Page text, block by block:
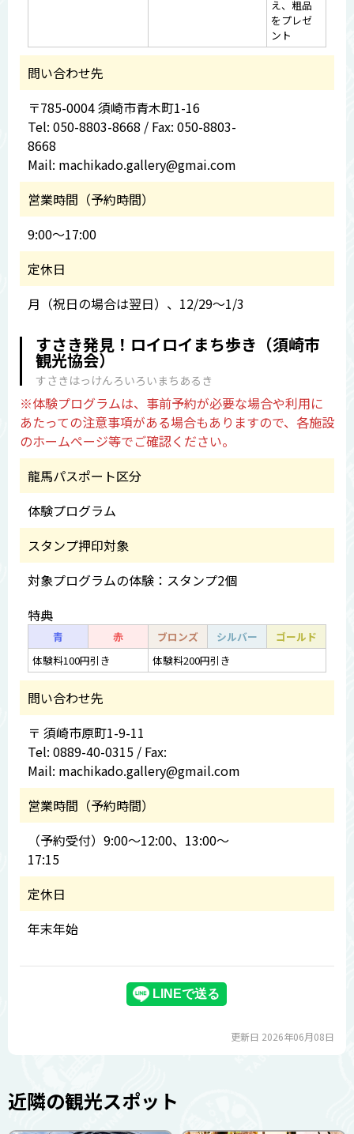
え、粗品
をプレゼ
ント
問い合わせ先
〒785-0004 須崎市青木町1-16
Tel: 050-8803-8668 / Fax: 050-8803-
8668
Mail: machikado.gallery@gmai.com
営業時間（予約時間）
9:00～17:00
定休日
月（祝日の場合は翌日）、12/29～1/3
すさき発見！ロイロイまち歩き（須崎市
観光協会）
すさきはっけんろいろいまちあるき
※体験プログラムは、事前予約が必要な場合や利用に
あたっての注意事項がある場合もありますので、各施設
のホームページ等でご確認ください。
龍馬パスポート区分
体験プログラム
スタンプ押印対象
対象プログラムの体験：スタンプ2個
特典
青 赤 ブロンズ シルバー
ゴールド
体験料100円引き
体験料200円引き
問い合わせ先
〒 須崎市原町1-9-11
Tel: 0889-40-0315 / Fax:
Mail: machikado.gallery@gmail.com
営業時間（予約時間）
（予約受付）9:00～12:00、13:00～
17:15
定休日
年末年始
更新日 2026年06月08日
近隣の観光スポット